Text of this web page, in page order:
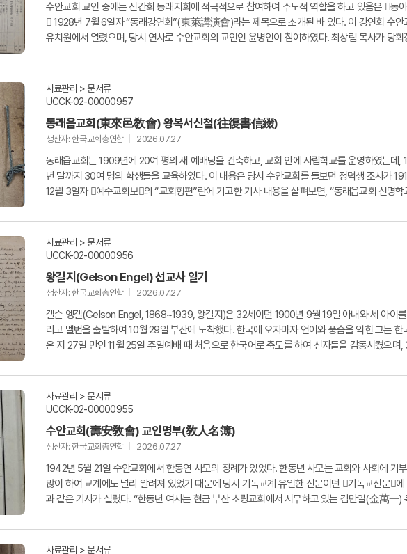
수안교회 교인 중에는 신간회 동래지회에 적극적으로 참여하여 주도적 역할을 하고 있음은 󰡔동
󰡕 1928년 7월 6일자 “동래강연회”(東萊講演會)라는 제목으로 소개된 바 있다. 이 강연회 수안
유치원에서 열렸으며, 당시 연사로 수안교회의 교인인 윤병인이 참여하였다. 최상림 목사가 당회
사료관리 > 문서류
UCCK-02-00000957
동래읍교회(東來邑敎會) 왕복서신철(往復書信綴)
생산자: 한국교회총연합 2026.07.27
동래읍교회는 1909년에 20여 평의 새 예배당을 건축하고, 교회 안에 사립학교를 운영하였는데,
년 말까지 30여 명의 학생들을 교육하였다. 이 내용은 당시 수안교회를 돌보던 정덕생 조사가
12월 3일자 󰡔예수교회보󰡕의 “교회형편”란에 기고한 기사 내용을 살펴보면, “동래읍교회 신명학
사료관리 > 문서류
UCCK-02-00000956
왕길지(Gelson Engel) 선교사 일기
생산자: 한국교회총연합 2026.07.27
겔슨 엥겔(Gelson Engel, 1868~1939, 왕길지)은 32세이던 1900년 9월 19일 아내와 세 아이를
리고 멜번을 출발하여 10월 29일 부산에 도착했다. 한국에 오자마자 언어와 풍습을 익힌 그는 한
온 지 27일 만인 11월 25일 주일예배 때 처음으로 한국어로 축도를 하여 신자들을 감동시켰으며
사료관리 > 문서류
UCCK-02-00000955
수안교회(壽安敎會) 교인명부(敎人名簿)
생산자: 한국교회총연합 2026.07.27
1942년 5월 21일 수안교회에서 한동연 사모의 장례가 있었다. 한동년 사모는 교회와 사회에 기
많이 하여 교계에도 널리 알려져 있었기 때문에 당시 기독교계 유일한 신문이던 󰡔기독교신문󰡕에
과 같은 기사가 실렸다. “한동년 여사는 현금 부산 초량교회에서 시무하고 있는 김만일(金萬一)
사료관리 > 문서류